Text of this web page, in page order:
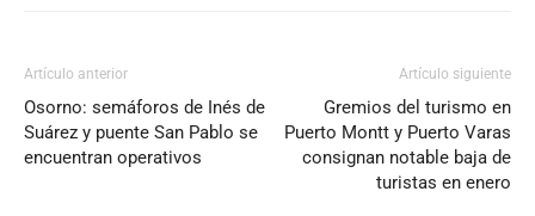
Artículo anterior
Osorno: semáforos de Inés de
Suárez y puente San Pablo se
encuentran operativos
Artículo siguiente
Gremios del turismo en
Puerto Montt y Puerto Varas
consignan notable baja de
turistas en enero